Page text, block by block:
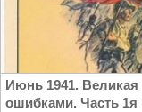
Июнь 1941. Великая
ошибками. Часть 1я